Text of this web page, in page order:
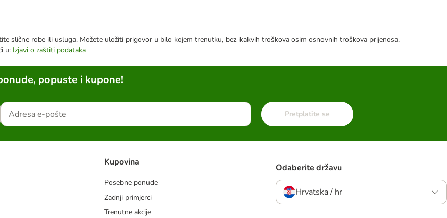
slične robe ili usluga. Možete uložiti prigovor u bilo kojem trenutku, bez ikakvih troškova osim osnovnih troškova prijenosa,
u: Izjavi o zaštiti podataka
popuste i kupone!
Pretplatite se
Kupovina
Posebne ponude
Zadnji primjerci
Trenutne akcije
Odaberite državu
Hrvatska / hr